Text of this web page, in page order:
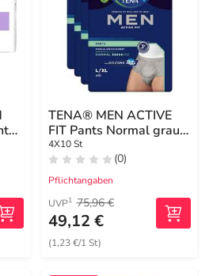
TENA® MEN ACTIVE
FIT Pants Normal grau
L/XL bei Inkontinenz
4X10 St
(0)
Pflichtangaben
UVP1 75,96 €
49,12 €
(1,23 €/1 St)